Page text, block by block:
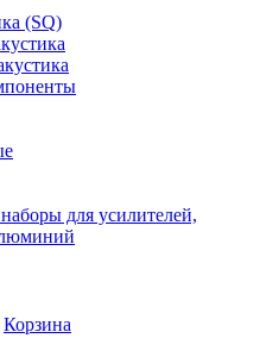
(SQ)
для усилителей,
Корзина